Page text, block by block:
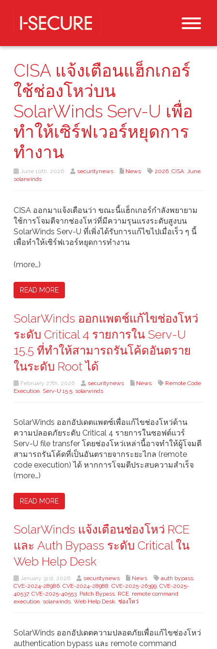
CISA แจ้งเตือนแฮ็กเกอร์
ใช้ช่องโหว่บน
SolarWinds Serv-U เพื่อ
ทำให้เซิร์ฟเวอร์หยุดการ
ทำงาน
June 10th, 2026 securitynews News 2026, CISA, June,
solarwinds
CISA ออกมาแจ้งเตือนว่า ขณะนี้แฮ็กเกอร์กำลังพยายาม
ใช้การโจมตีจากช่องโหว่ที่มีความรุนแรงระดับสูงบน
SolarWinds Serv-U ที่เพิ่งได้รับการแก้ไขไปเมื่อเร็ว ๆ นี้
เพื่อทำให้เซิร์ฟเวอร์หยุดการทำงาน
(more…)
READ MORE
SolarWinds ออกแพตช์แก้ไขช่องโหว่
ระดับ Critical 4 รายการใน Serv-U
15.5 ที่ทำให้สามารถรันโค้ดอันตราย
ในระดับ Root ได้
February 27th, 2026 securitynews News
Remote Code
Execution, Serv-U 15.5, solarwinds
SolarWinds ออกอัปเดตแพตซ์เพื่อแก้ไขช่องโหว่ด้าน
ความปลอดภัยระดับ Critical 4 รายการในซอฟต์แวร์
Serv-U file transfer โดยช่องโหว่เหล่านี้อาจทำให้ผู้โจมตี
สามารถรันโค้ดที่เป็นอันตรายจากระยะไกล (remote
code execution) ได้ หากการโจมตีประสบความสำเร็จ
(more…)
READ MORE
SolarWinds แจ้งเตือนช่องโหว่ RCE
และ Auth Bypass ระดับ Critical ใน
Web Help Desk
January 31st, 2026 securitynews News auth bypass,
CVE-2024-28986, CVE-2024-28988, CVE-2025-26399, CVE-2025-
40537, CVE-2025-40553, Patch Bypass, RCE, remote command
execution, solarwinds, Web Help Desk, ช่องโหว่
SolarWinds ออกอัปเดตความปลอดภัยเพื่อแก้ไขช่องโหว่
authentication bypass และ remote command